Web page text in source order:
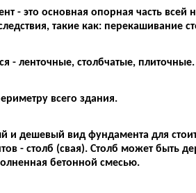
- это основная опорная часть
такие как: перекашивание
- ленточные, столбчатые, плиточные.
всего здания.
дешевый вид фундамента для
- столб (свая). Столб может
бетонной смесью.